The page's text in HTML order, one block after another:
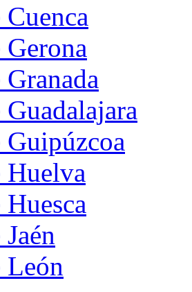
Guipúzcoa
Huelva
León